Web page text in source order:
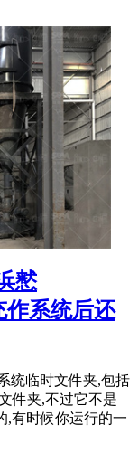
慭
作系统后还
统临时文件夹,包括
件夹,不过它不是
,有时候你运行的一